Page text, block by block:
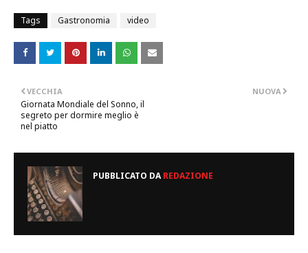
Tags Gastronomia video
NUOVA
VECCHIA
Giornata Mondiale del Sonno, il
segreto per dormire meglio è
nel piatto
PUBBLICATO DAREDAZIONE